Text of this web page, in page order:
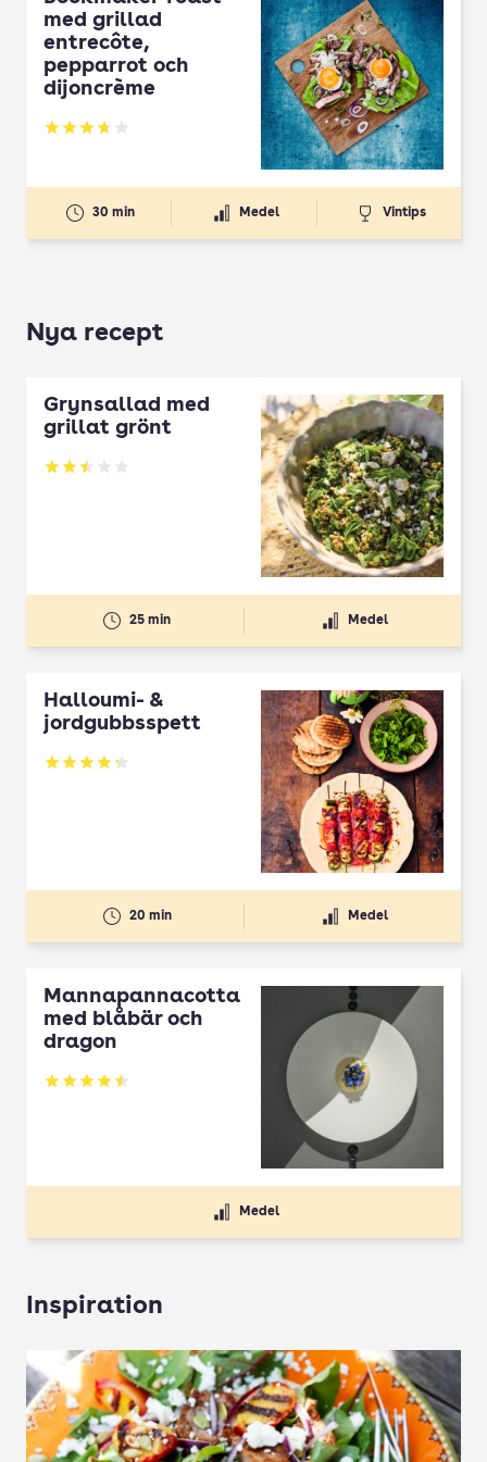
med grillad
entrecôte,
pepparrot och
dijoncrème
Betyg: 3.72 av 5
30 min Medel Vintips
Nya recept
Grynsallad med
grillat grönt
Betyg: 2.5 av 5
25 min Medel
Halloumi- &
jordgubbsspett
Betyg: 4.3 av 5
20 min Medel
Mannapannacotta
med blåbär och
dragon
Betyg: 4.5 av 5
Medel
Inspiration